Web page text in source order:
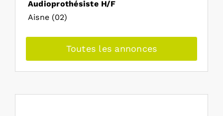
Audioprothésiste H/F
Aisne (02)
Toutes les annonces